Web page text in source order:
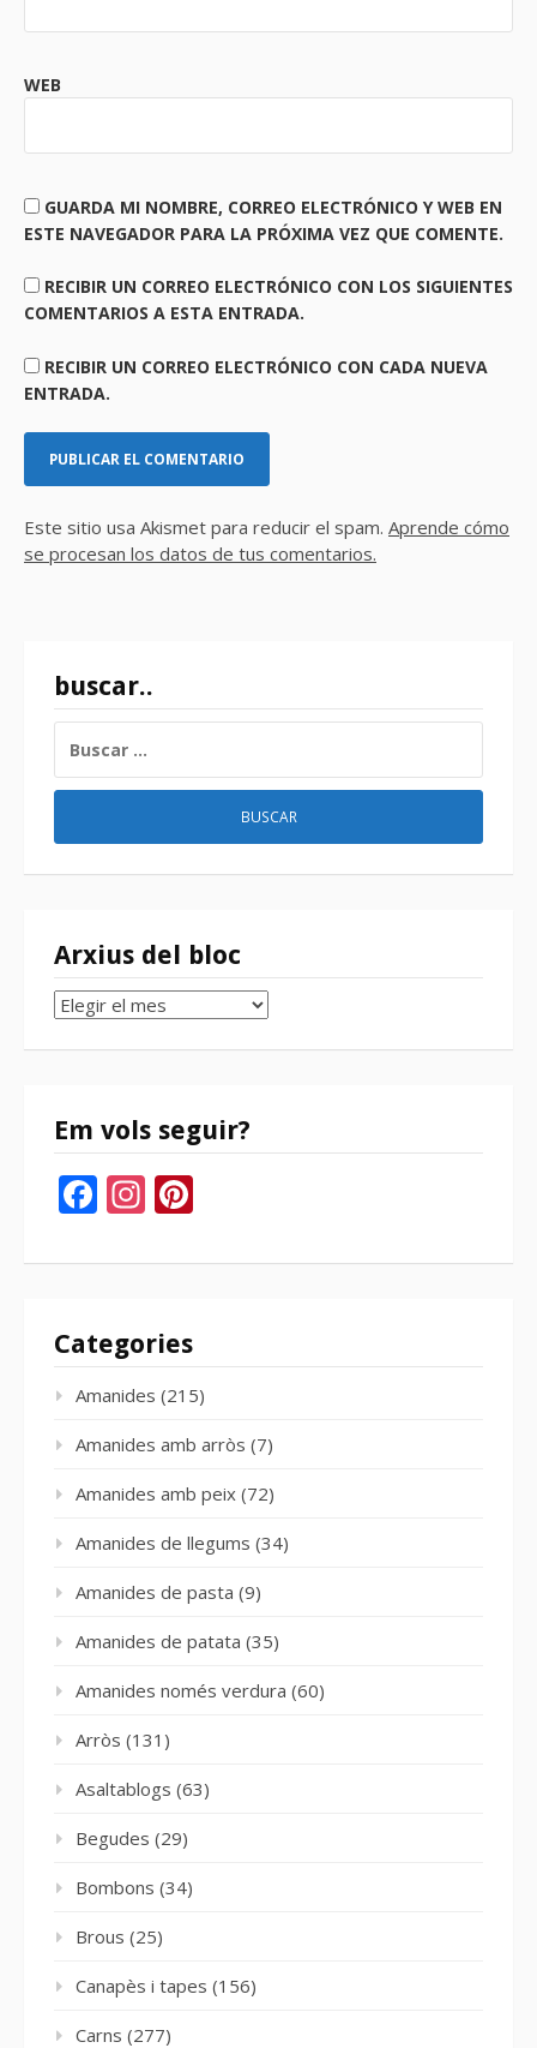
WEB
GUARDA MI NOMBRE, CORREO ELECTRÓNICO Y WEB EN
ESTE NAVEGADOR PARA LA PRÓXIMA VEZ QUE COMENTE.
RECIBIR UN CORREO ELECTRÓNICO CON LOS SIGUIENTES
COMENTARIOS A ESTA ENTRADA.
RECIBIR UN CORREO ELECTRÓNICO CON CADA NUEVA
ENTRADA.
Este sitio usa Akismet para reducir el spam. Aprende cómo
se procesan los datos de tus comentarios.
buscar..
Arxius del bloc
Arxius
bloc
Em vols seguir?
Facebook
Instagram
Categories
Amanides (215)
Amanides amb arròs (7)
Amanides amb peix (72)
Amanides de llegums (34)
Amanides de pasta (9)
Amanides de patata (35)
Amanides només verdura (60)
Arròs (131)
Asaltablogs (63)
Begudes (29)
Bombons (34)
Brous (25)
Canapès i tapes (156)
Carns (277)